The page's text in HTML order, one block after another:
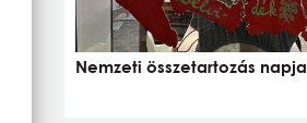
Nemzeti összetartozás napja